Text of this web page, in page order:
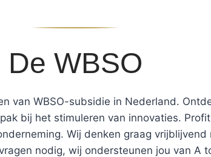
De WBSO
van WBSO-subsidie in Nederland.
bij het stimuleren van innovaties.
Wij denken graag
nodig, wij ondersteunen jou van A